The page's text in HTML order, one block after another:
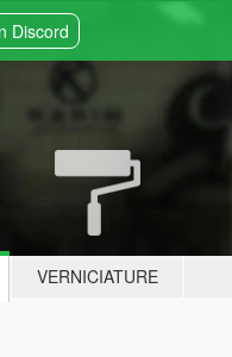
Discord
VERNICIATURE